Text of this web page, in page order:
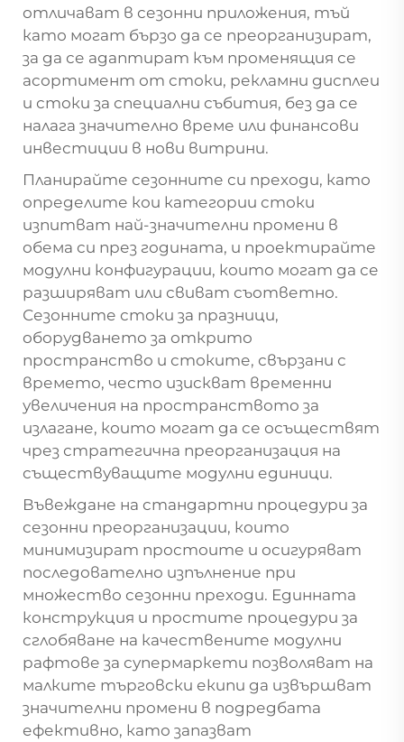
отличават в сезонни приложения, тъй
като могат бързо да се преорганизират,
за да се адаптират към променящия се
асортимент от стоки, рекламни дисплеи
и стоки за специални събития, без да се
налага значително време или финансови
инвестиции в нови витрини.
Планирайте сезонните си преходи, като
определите кои категории стоки
изпитват най-значителни промени в
обема си през годината, и проектирайте
модулни конфигурации, които могат да се
разширяват или свиват съответно.
Сезонните стоки за празници,
оборудването за открито
пространство и стоките, свързани с
времето, често изискват временни
увеличения на пространството за
излагане, които могат да се осъществят
чрез стратегична преорганизация на
съществуващите модулни единици.
Въвеждане на стандартни процедури за
сезонни преорганизации, които
минимизират простоите и осигуряват
последователно изпълнение при
множество сезонни преходи. Единната
конструкция и простите процедури за
сглобяване на качествените модулни
рафтове за супермаркети позволяват на
малките търговски екипи да извършват
значителни промени в подредбата
ефективно, като запазват